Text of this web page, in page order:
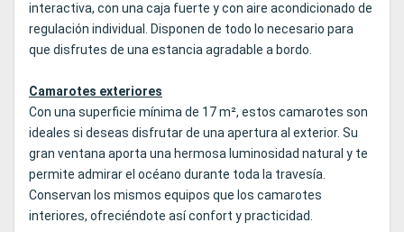
interactiva, con una caja fuerte y con aire acondicionado de
regulación individual. Disponen de todo lo necesario para
que disfrutes de una estancia agradable a bordo.
Camarotes exteriores
Con una superficie mínima de 17 m², estos camarotes son
ideales si deseas disfrutar de una apertura al exterior. Su
gran ventana aporta una hermosa luminosidad natural y te
permite admirar el océano durante toda la travesía.
Conservan los mismos equipos que los camarotes
interiores, ofreciéndote así confort y practicidad.